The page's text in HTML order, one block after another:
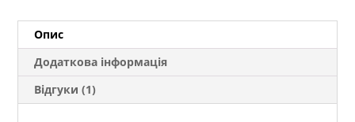
Опис
Додаткова інформація
Відгуки (1)